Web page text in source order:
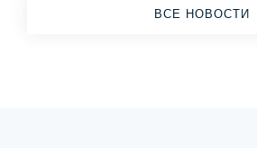
ВСЕ НОВОСТИ